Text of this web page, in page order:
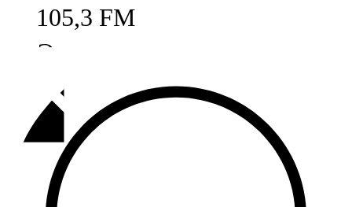
105,3 FM
Әлмәт
92,9 FM
Базарлы матак
107,1 FM
Балык бистәсе